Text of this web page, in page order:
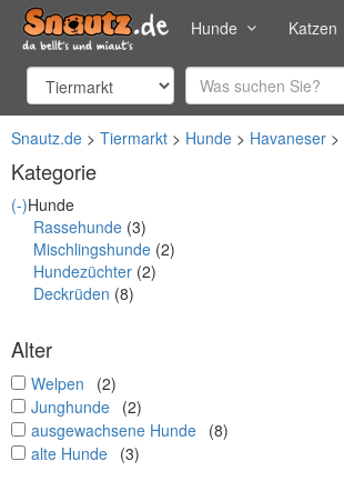
Hunde Katzen
Snautz.de Tiermarkt Hunde Havaneser
Kategorie
(-)Hunde
Rassehunde (3)
Mischlingshunde (2)
Hundezüchter (2)
Deckrüden (8)
Alter
undefined
Welpen
(2)
undefined
Junghunde (2)
undefined
ausgewachsene Hunde (8)
undefined
alte Hunde (3)